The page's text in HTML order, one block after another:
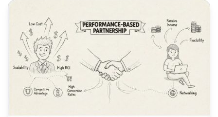
Was sind die Vorteile eines Affiliate-Programms?